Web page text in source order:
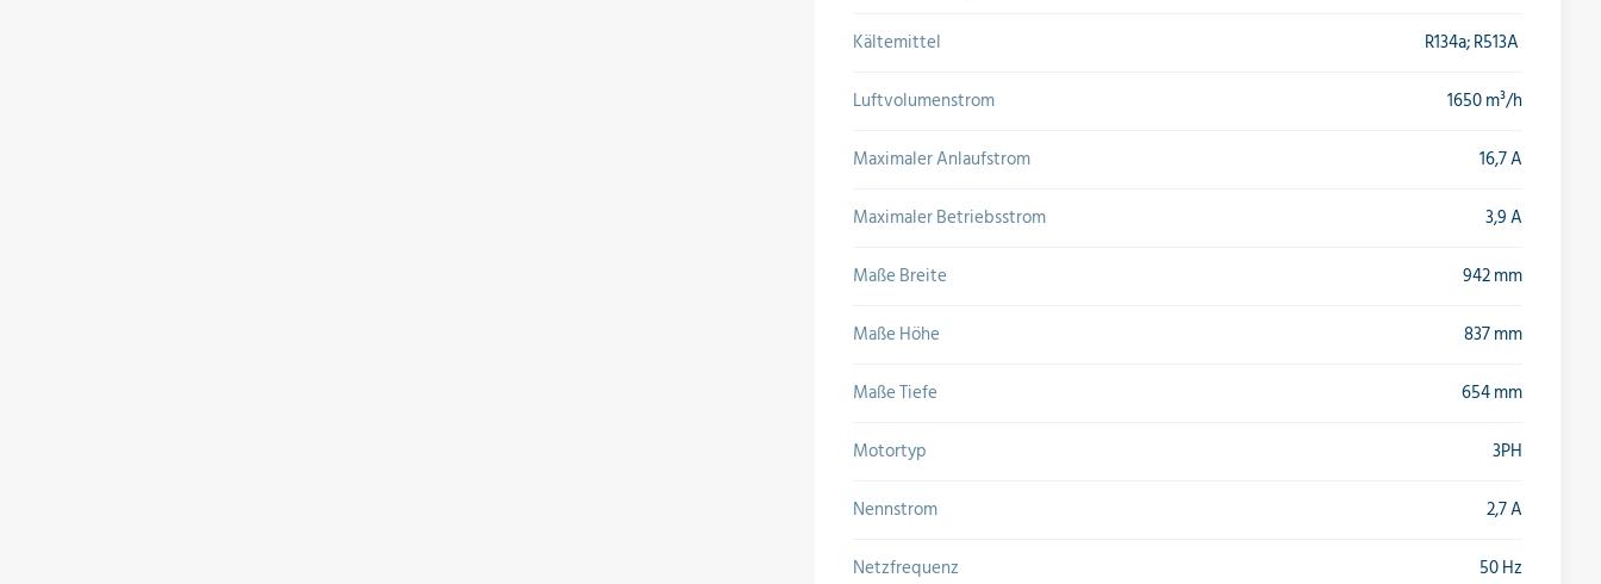
Kältemittel
R134a; R513A
Luftvolumenstrom
1650 m³/h
Maximaler Anlaufstrom
16,7 A
Maximaler Betriebsstrom
3,9 A
Maße Breite
942 mm
Maße Höhe
837 mm
Maße Tiefe
654 mm
Motortyp
3PH
Nennstrom
2,7 A
Netzfrequenz
50 Hz